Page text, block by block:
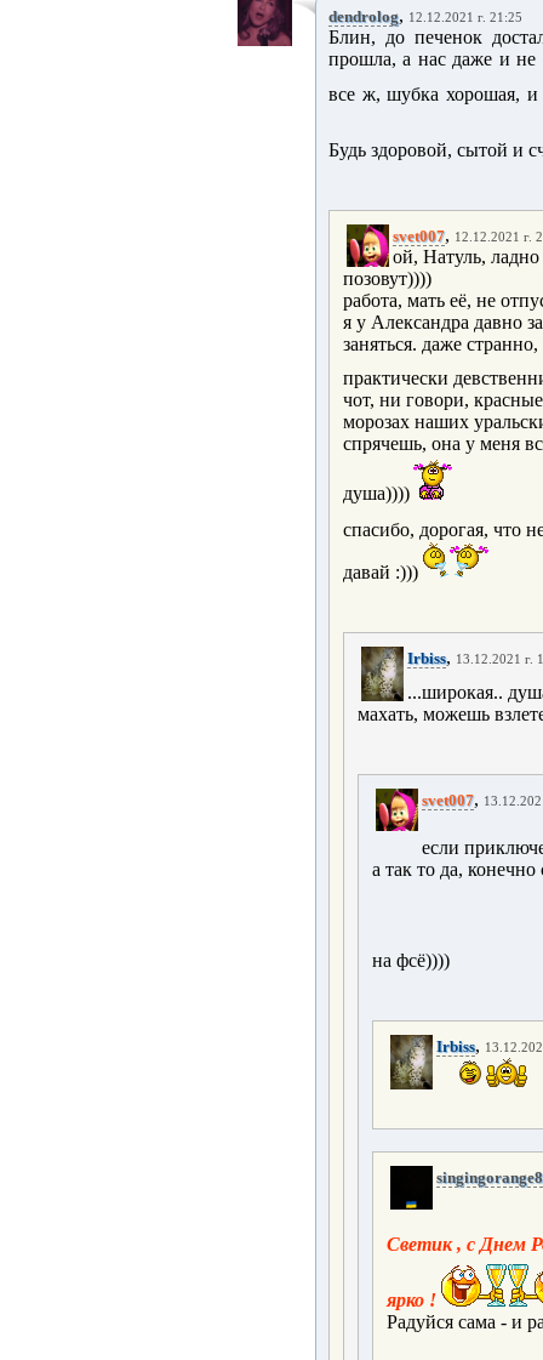
dendrolog, 12.12.2021 г. 21:25
Блин, до печенок
прошла, а нас даже и не
все ж, шубка хорошая, и
Будь здоровой, сытой и
svet007, 12.12.2021 г.
ой, Натуль,
позовут))))
работа, мать её, не
я у Александра давно
заняться. даже
практически
чот, ни говори,
морозах наших
спрячешь, она у меня
душа))))
спасибо, дорогая, что
давай :)))
Irbiss, 13.12.2021 г.
...широкая..
махать, можешь
svet007,
если
а так то да,
на фсё))))
Irbiss,
singingorange8
Светик , с Днем
ярко !
Радуйся сама - и